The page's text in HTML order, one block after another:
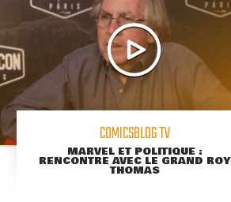
COMICSBLOG TV
MARVEL ET POLITIQUE :
RENCONTRE AVEC LE GRAND ROY
THOMAS